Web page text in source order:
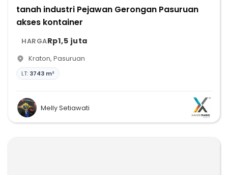
tanah industri Pejawan Gerongan Pasuruan
akses kontainer
HARGARp1,5 juta
Kraton, Pasuruan
LT: 3743 m²
Melly Setiawati